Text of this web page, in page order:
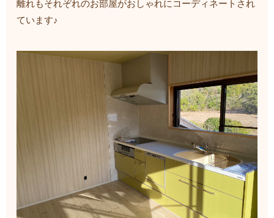
離れもそれぞれのお部屋がおしゃれにコーディネートされ
ています♪